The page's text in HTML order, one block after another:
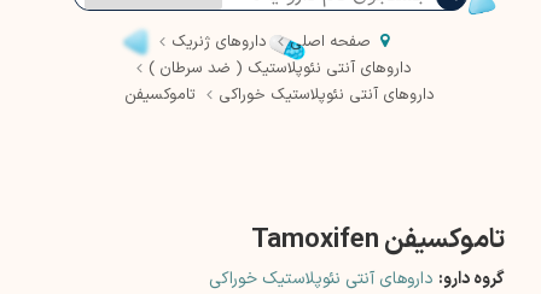
صفحه اصلی
داروهای ژنریک
داروهای آنتی نئوپلاستیک ( ضد سرطان )
داروهای آنتی نئوپلاستیک خوراکی
تاموکسیفن
تاموکسیفن Tamoxifen
گروه دارو: داروهای آنتی نئوپلاستیک خوراکی